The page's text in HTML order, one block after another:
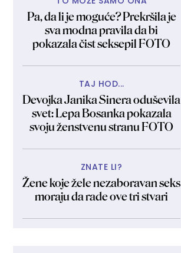
Pa, da li je moguće? Prekršila je
sva modna pravila da bi
pokazala čist seksepil FOTO
TAJ HOD...
Devojka Janika Sinera oduševila
svet: Lepa Bosanka pokazala
svoju ženstvenu stranu FOTO
ZNATE LI?
Žene koje žele nezaboravan seks
moraju da rade ove tri stvari